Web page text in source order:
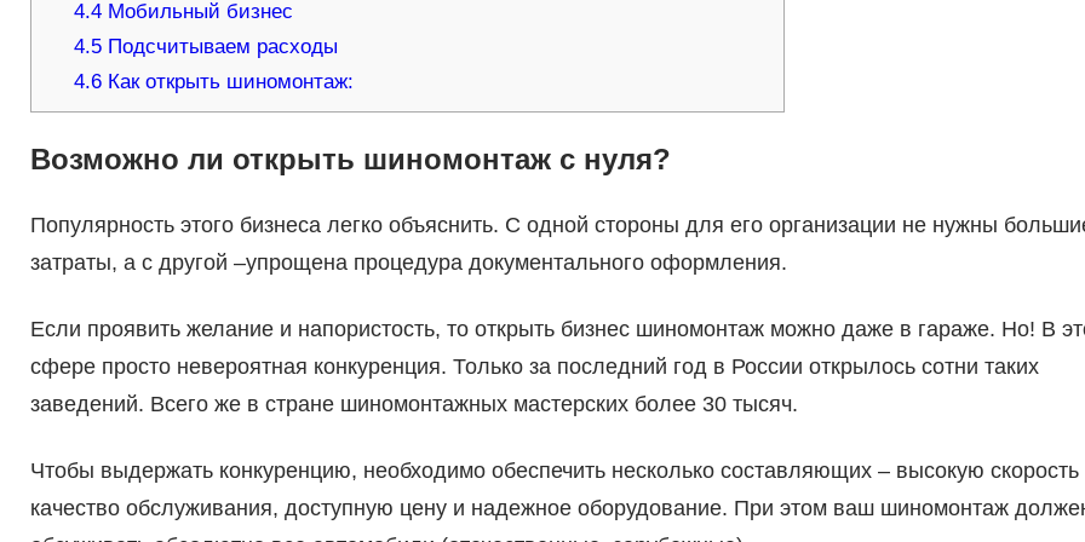
4.4 Мобильный бизнес
4.5 Подсчитываем расходы
4.6 Как открыть шиномонтаж:
Возможно ли открыть шиномонтаж с нуля?
Популярность этого бизнеса легко объяснить. С одной стороны для его организации не нужны
затраты, а с другой –упрощена процедура документального оформления.
Если проявить желание и напористость, то открыть бизнес шиномонтаж можно даже в гараже. Но! В
сфере просто невероятная конкуренция. Только за последний год в России открылось сотни таких
заведений. Всего же в стране шиномонтажных мастерских более 30 тысяч.
Чтобы выдержать конкуренцию, необходимо обеспечить несколько составляющих – высокую скорость
качество обслуживания, доступную цену и надежное оборудование. При этом ваш шиномонтаж